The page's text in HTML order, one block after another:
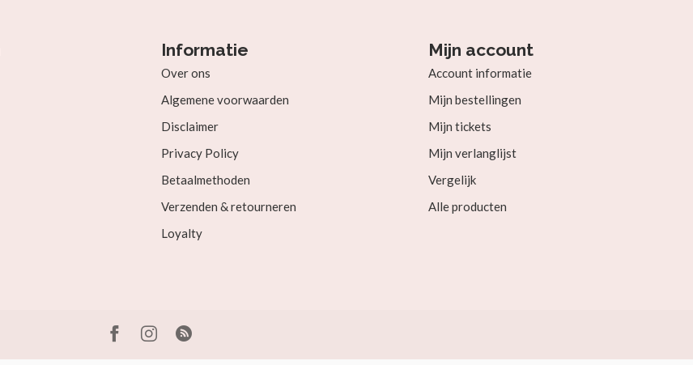
Informatie
Over ons
Algemene voorwaarden
Disclaimer
Privacy Policy
Betaalmethoden
Verzenden & retourneren
Loyalty
Mijn account
Account informatie
Mijn bestellingen
Mijn tickets
Mijn verlanglijst
Vergelijk
Alle producten